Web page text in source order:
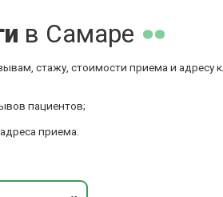
в Самаре
стажу, стоимости приема и
пациентов;
приема.